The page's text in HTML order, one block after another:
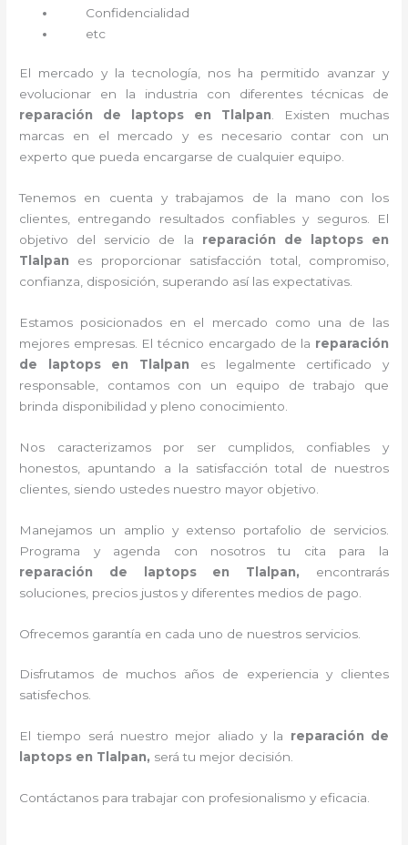
Confidencialidad
etc
El mercado y la tecnología, nos ha permitido avanzar y
evolucionar en la industria con diferentes técnicas de
reparación de laptops en Tlalpan . Existen muchas
marcas en el mercado y es necesario contar con un
experto que pueda encargarse de cualquier equipo.
Tenemos en cuenta y trabajamos de la mano con los
clientes, entregando resultados confiables y seguros. El
objetivo del servicio de la reparación de laptops en
Tlalpan es proporcionar satisfacción total, compromiso,
confianza, disposición, superando así las expectativas.
Estamos posicionados en el mercado como una de las
mejores empresas. El técnico encargado de la reparación
de laptops en Tlalpan es legalmente certificado y
responsable, contamos con un equipo de trabajo que
brinda disponibilidad y pleno conocimiento.
Nos caracterizamos por ser cumplidos, confiables y
honestos, apuntando a la satisfacción total de nuestros
clientes, siendo ustedes nuestro mayor objetivo.
Manejamos un amplio y extenso portafolio de servicios.
Programa y agenda con nosotros tu cita para la
reparación de laptops en Tlalpan, encontrarás
soluciones, precios justos y diferentes medios de pago.
Ofrecemos garantía en cada uno de nuestros servicios.
Disfrutamos de muchos años de experiencia y clientes
satisfechos.
El tiempo será nuestro mejor aliado y la reparación de
laptops en Tlalpan, será tu mejor decisión.
Contáctanos para trabajar con profesionalismo y eficacia.